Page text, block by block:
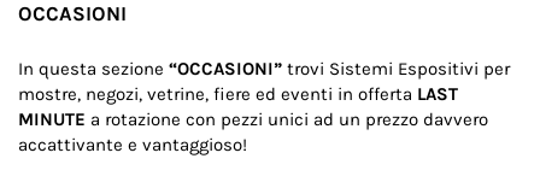
OCCASIONI
In questa sezione “OCCASIONI” trovi Sistemi Espositivi per
mostre, negozi, vetrine, fiere ed eventi in offerta LAST
MINUTE a rotazione con pezzi unici ad un prezzo davvero
accattivante e vantaggioso!